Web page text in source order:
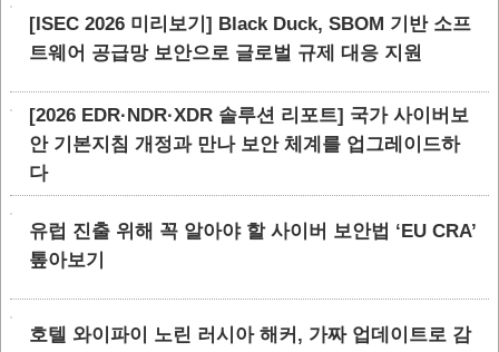
[ISEC 2026 미리보기] Black Duck, SBOM 기반 소프
트웨어 공급망 보안으로 글로벌 규제 대응 지원
[2026 EDR·NDR·XDR 솔루션 리포트] 국가 사이버보
안 기본지침 개정과 만나 보안 체계를 업그레이드하
다
유럽 진출 위해 꼭 알아야 할 사이버 보안법 ‘EU CRA’
톺아보기
호텔 와이파이 노린 러시아 해커, 가짜 업데이트로 감